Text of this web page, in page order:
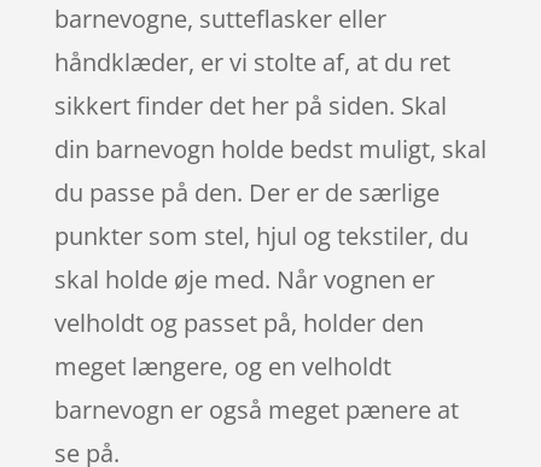
barnevogne, sutteflasker eller
håndklæder, er vi stolte af, at du ret
sikkert finder det her på siden. Skal
din barnevogn holde bedst muligt, skal
du passe på den. Der er de særlige
punkter som stel, hjul og tekstiler, du
skal holde øje med. Når vognen er
velholdt og passet på, holder den
meget længere, og en velholdt
barnevogn er også meget pænere at
se på.